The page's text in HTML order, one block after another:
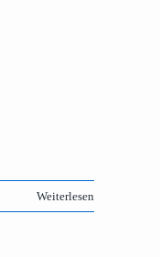
Weiterlesen